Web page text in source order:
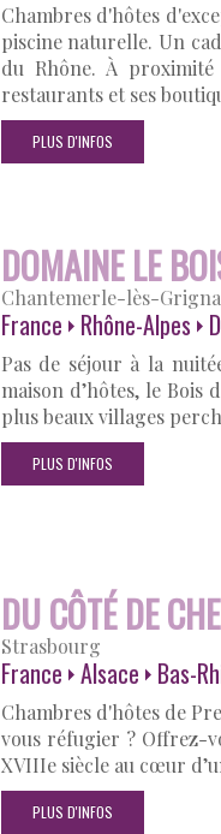
Chambres d'hôtes
piscine naturelle. Un
du Rhône. À
restaurants et ses
PLUS D'INFOS
DOMAINE LE
Chantemerle-lès-
France Rhône-Alpes
Pas de séjour à la
maison d’hôtes, le Bois
plus beaux villages
PLUS D'INFOS
DU CÔTÉ DE
Strasbourg
France Alsace Bas-
Chambres d'hôtes de
vous réfugier ? Offrez-
XVIIIe siècle au cœur
PLUS D'INFOS